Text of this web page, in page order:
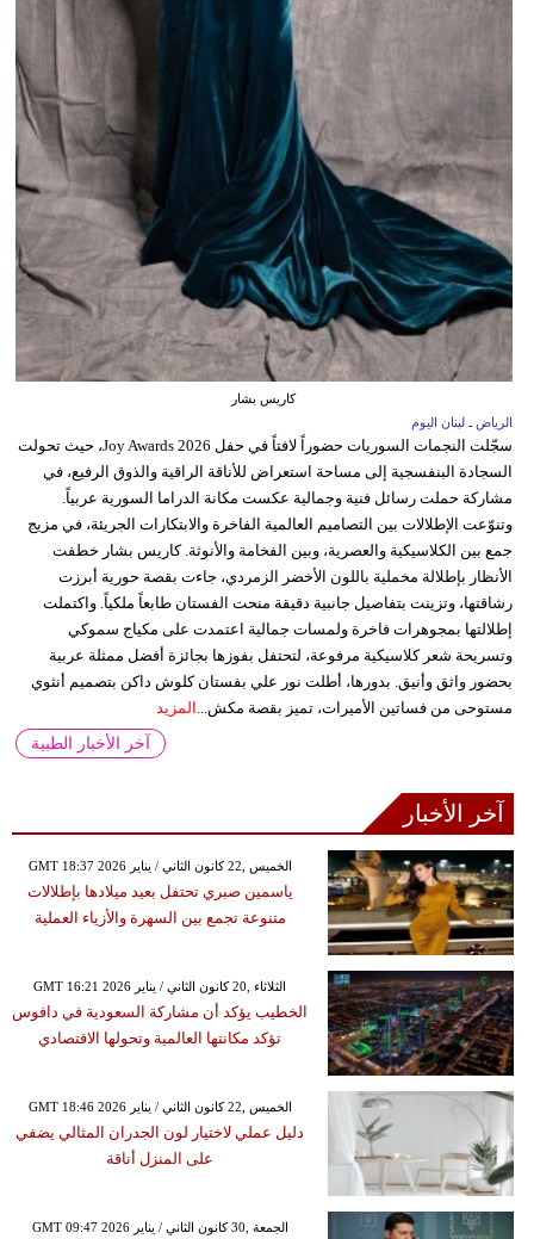
كاريس بشار
الرياض ـ لبنان اليوم
سجّلت النجمات السوريات حضوراً لافتاً في حفل Joy Awards 2026، حيث تحولت
السجادة البنفسجية إلى مساحة استعراض للأناقة الراقية والذوق الرفيع، في
مشاركة حملت رسائل فنية وجمالية عكست مكانة الدراما السورية عربياً.
وتنوّعت الإطلالات بين التصاميم العالمية الفاخرة والابتكارات الجريئة، في مزيج
جمع بين الكلاسيكية والعصرية، وبين الفخامة والأنوثة. كاريس بشار خطفت
الأنظار بإطلالة مخملية باللون الأخضر الزمردي، جاءت بقصة حورية أبرزت
رشاقتها، وتزينت بتفاصيل جانبية دقيقة منحت الفستان طابعاً ملكياً. واكتملت
إطلالتها بمجوهرات فاخرة ولمسات جمالية اعتمدت على مكياج سموكي
وتسريحة شعر كلاسيكية مرفوعة، لتحتفل بفوزها بجائزة أفضل ممثلة عربية
بحضور واثق وأنيق. بدورها، أطلت نور علي بفستان كلوش داكن بتصميم أنثوي
مستوحى من فساتين الأميرات، تميز بقصة مكش... المزيد
آخر الأخبار الطبية
آخر الأخبار
GMT 18:37 2026 الخميس ,22 كانون الثاني / يناير
ياسمين صبري تحتفل بعيد ميلادها بإطلالات
متنوعة تجمع بين السهرة والأزياء العملية
GMT 16:21 2026 الثلاثاء ,20 كانون الثاني / يناير
الخطيب يؤكد أن مشاركة السعودية في دافوس
تؤكد مكانتها العالمية وتحولها الاقتصادي
GMT 18:46 2026 الخميس ,22 كانون الثاني / يناير
دليل عملي لاختيار لون الجدران المثالي يضفي
على المنزل أناقة
GMT 09:47 2026 الجمعة ,30 كانون الثاني / يناير